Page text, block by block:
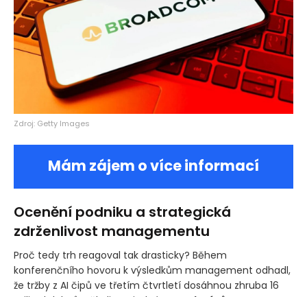
Zdroj: Getty Images
Mám zájem o více informací
Ocenění podniku a strategická
zdrženlivost managementu
Proč tedy trh reagoval tak drasticky? Během
konferenčního hovoru k výsledkům management odhadl,
že tržby z AI čipů ve třetím čtvrtletí dosáhnou zhruba 16